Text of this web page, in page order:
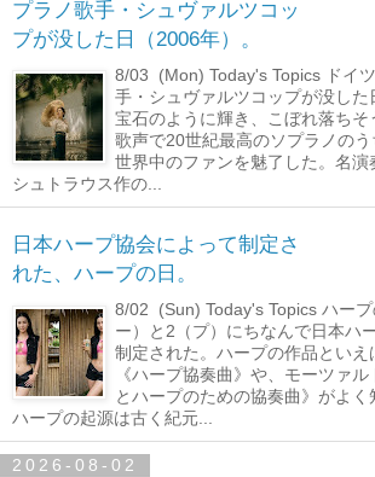
プラノ歌手・シュヴァルツコッ
プが没した日（2006年）。
8/03 (Mon) Today's Topics ドイ
手・シュヴァルツコップが没した
宝石のように輝き、こぼれ落ちそ
歌声で20世紀最高のソプラノの
世界中のファンを魅了した。名演
シュトラウス作の...
日本ハープ協会によって制定さ
れた、ハープの日。
8/02 (Sun) Today's Topics ハー
ー）と2（プ）にちなんで日本ハ
制定された。ハープの作品といえ
《ハープ協奏曲》や、モーツァ
とハープのための協奏曲》がよく
ハープの起源は古く紀元...
2026-08-02